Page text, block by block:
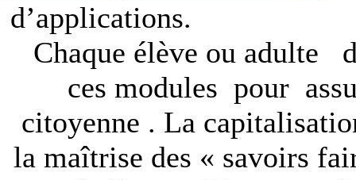
d’applications.
Chaque élève ou adulte
ces modules pour
citoyenne . La
la maîtrise des « savoirs